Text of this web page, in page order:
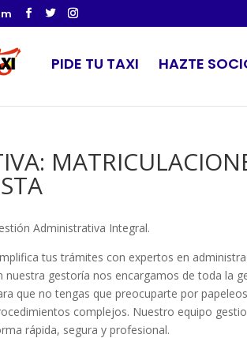
PIDE TU TAXI HAZTE
Administrativa Integral.
tus trámites con expertos en
nuestra gestoría nos encargamos de toda la
que no tengas que preocuparte por
complejos. Nuestro equipo
rápida, segura y profesional.